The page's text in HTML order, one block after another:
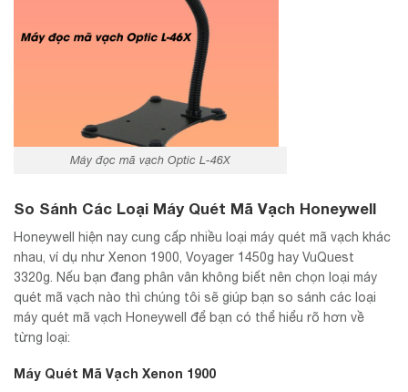
Máy đọc mã vạch Optic L-46X
So Sánh Các Loại Máy Quét Mã Vạch Honeywell
Honeywell hiện nay cung cấp nhiều loại máy quét mã vạch khác
nhau, ví dụ như Xenon 1900, Voyager 1450g hay VuQuest
3320g. Nếu bạn đang phân vân không biết nên chọn loại máy
quét mã vạch nào thì chúng tôi sẽ giúp bạn so sánh các loại
máy quét mã vạch Honeywell để bạn có thể hiểu rõ hơn về
từng loại:
Máy Quét Mã Vạch Xenon 1900